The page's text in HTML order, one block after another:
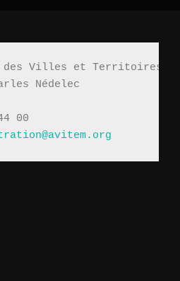
des Villes et Territoires
Nédelec
00